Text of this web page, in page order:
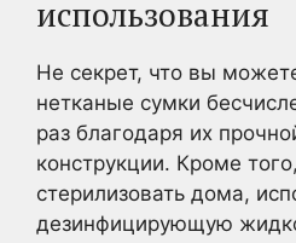
использования
Не секрет, что вы
нетканые сумки
раз благодаря их
конструкции. Кроме
стерилизовать дома,
дезинфицирующую